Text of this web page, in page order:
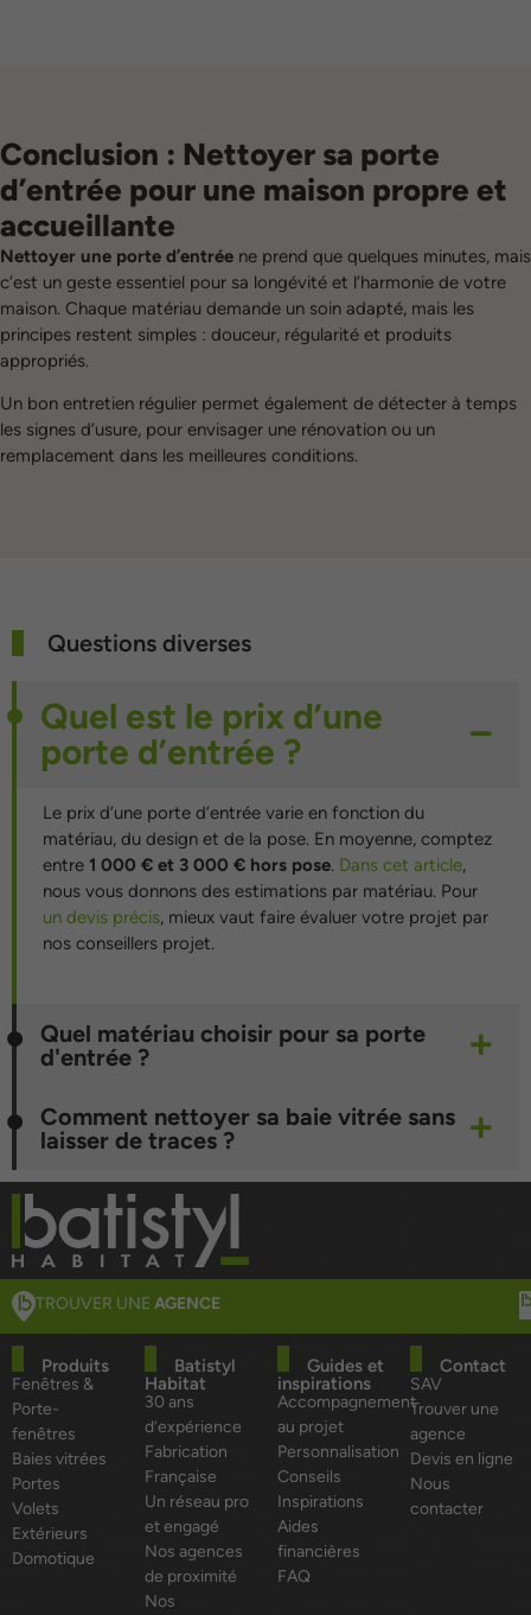
Conclusion : Nettoyer sa porte
d’entrée pour une maison propre et
accueillante
Nettoyer une porte d’entrée ne prend que quelques minutes, mais
c’est un geste essentiel pour sa longévité et l’harmonie de votre
maison. Chaque matériau demande un soin adapté, mais les
principes restent simples : douceur, régularité et produits
appropriés.
Un bon entretien régulier permet également de détecter à temps
les signes d’usure, pour envisager une rénovation ou un
remplacement dans les meilleures conditions.
Questions diverses
Quel est le prix d’une
porte d’entrée ?
Le prix d’une porte d’entrée varie en fonction du
matériau, du design et de la pose. En moyenne, comptez
entre 1 000 € et 3 000 € hors pose. Dans cet article,
nous vous donnons des estimations par matériau. Pour
un devis précis, mieux vaut faire évaluer votre projet par
nos conseillers projet.
Quel matériau choisir pour sa porte
d'entrée ?
Comment nettoyer sa baie vitrée sans
laisser de traces ?
TROUVER UNE AGENCE
Produits
Fenêtres &
Porte-
fenêtres
Baies vitrées
Portes
Volets
Extérieurs
Domotique
Batistyl
Habitat
30 ans
d’expérience
Fabrication
Française
Un réseau pro
et engagé
Nos agences
de proximité
Nos
Guides et
inspirations
Accompagnement
au projet
Personnalisation
Conseils
Inspirations
Aides
financières
FAQ
Contact
SAV
Trouver une
agence
Devis en ligne
Nous
contacter